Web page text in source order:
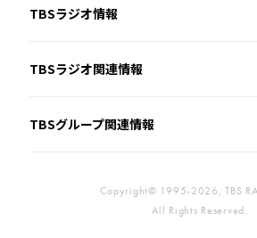
TBSラジオ情報
TBSラジオ関連情報
TBSグループ関連情報
Copyright© 1995-2026, TBS
All Rights Reserved.